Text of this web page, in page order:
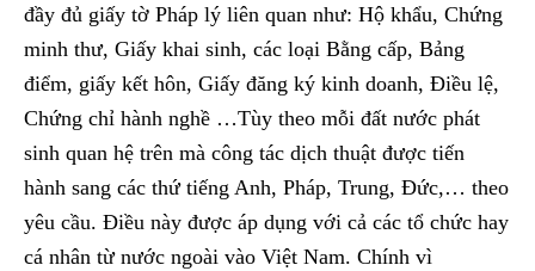
đầy đủ giấy tờ Pháp lý liên quan như: Hộ khẩu, Chứng
minh thư, Giấy khai sinh, các loại Bằng cấp, Bảng
điểm, giấy kết hôn, Giấy đăng ký kinh doanh, Điều lệ,
Chứng chỉ hành nghề …Tùy theo mỗi đất nước phát
sinh quan hệ trên mà công tác dịch thuật được tiến
hành sang các thứ tiếng Anh, Pháp, Trung, Đức,… theo
yêu cầu. Điều này được áp dụng với cả các tổ chức hay
cá nhân từ nước ngoài vào Việt Nam. Chính vì